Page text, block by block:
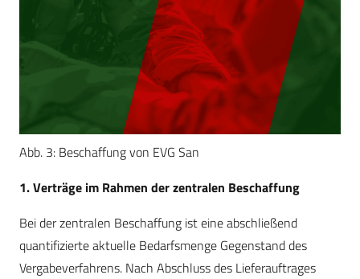
Abb. 3: Beschaffung von EVG San
1. Verträge im Rahmen der zentralen Beschaffung
Bei der zentralen Beschaffung ist eine abschließend
quantifizierte aktuelle Bedarfsmenge Gegenstand des
Vergabeverfahrens. Nach Abschluss des Lieferauftrages